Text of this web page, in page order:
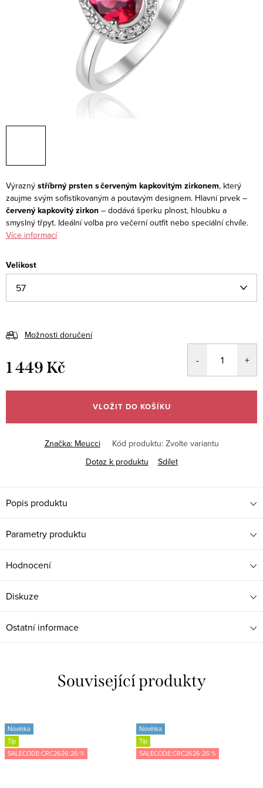
Výrazný stříbrný prsten s červeným kapkovitým zirkonem, který
zaujme svým sofistikovaným a poutavým designem. Hlavní prvek –
červený kapkovitý zirkon – dodává šperku plnost, hloubku a
smyslný třpyt. Ideální volba pro večerní outfit nebo speciální chvíle.
Více informací
Velikost
Možnosti doručení
1 449 Kč
cena:
VLOŽIT DO KOŠÍKU
Značka: Meucci Kód produktu: Zvolte variantu
Dotaz k produktu
Sdílet
Popis produktu
Parametry produktu
Hodnocení
Diskuze
Ostatní informace
Související produkty
Novinka
Tip
SALECODE:CRC2626:26:%
Novinka
Tip
SALECODE:CRC2626:26:%